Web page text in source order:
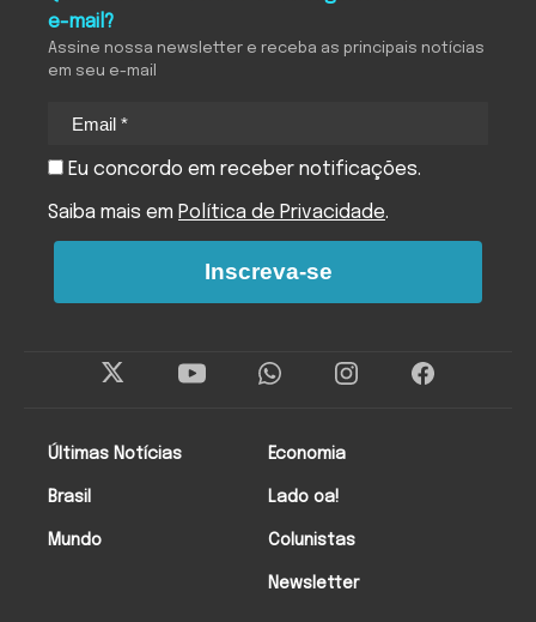
Últimas Notícias
Brasil
Mundo
Economia
Lado oa!
Colunistas
Newsletter
e-mail?
Assine nossa newsletter e receba as principais notícias
em seu e-mail
Eu concordo em receber notificações.
Saiba mais em Política de Privacidade.
Inscreva-se